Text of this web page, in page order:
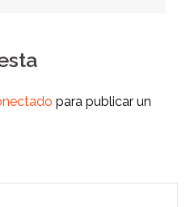
para publicar un